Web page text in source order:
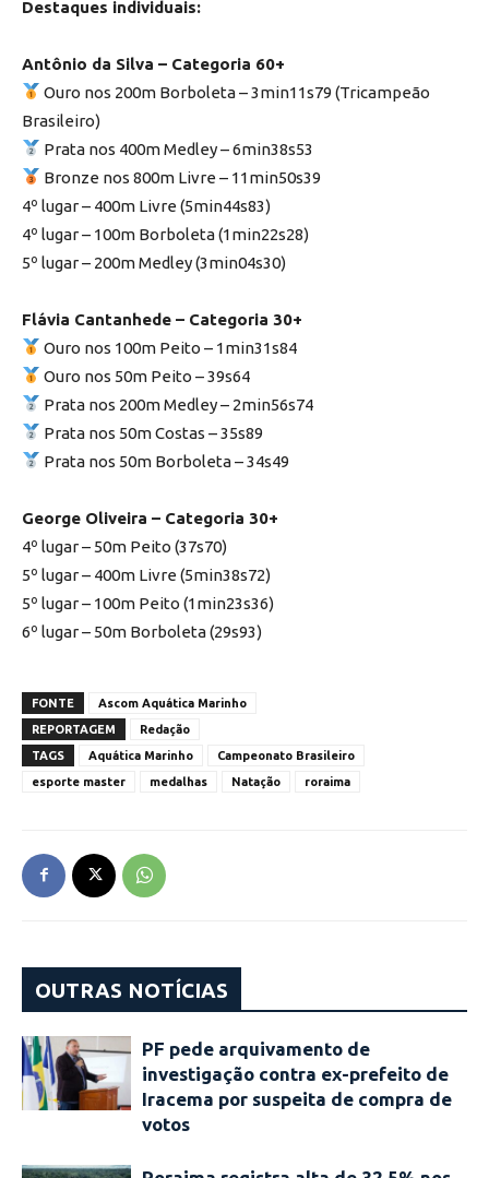
Destaques individuais:
Antônio da Silva – Categoria 60+
Ouro nos 200m Borboleta – 3min11s79 (Tricampeão
Brasileiro)
Prata nos 400m Medley – 6min38s53
Bronze nos 800m Livre – 11min50s39
4º lugar – 400m Livre (5min44s83)
4º lugar – 100m Borboleta (1min22s28)
5º lugar – 200m Medley (3min04s30)
Flávia Cantanhede – Categoria 30+
Ouro nos 100m Peito – 1min31s84
Ouro nos 50m Peito – 39s64
Prata nos 200m Medley – 2min56s74
Prata nos 50m Costas – 35s89
Prata nos 50m Borboleta – 34s49
George Oliveira – Categoria 30+
4º lugar – 50m Peito (37s70)
5º lugar – 400m Livre (5min38s72)
5º lugar – 100m Peito (1min23s36)
6º lugar – 50m Borboleta (29s93)
FONTE
Ascom Aquática Marinho
REPORTAGEM
Redação
TAGS
Aquática Marinho
Campeonato Brasileiro
esporte master
medalhas Natação roraima
OUTRAS NOTÍCIAS
PF pede arquivamento de
investigação contra ex-prefeito de
Iracema por suspeita de compra de
votos